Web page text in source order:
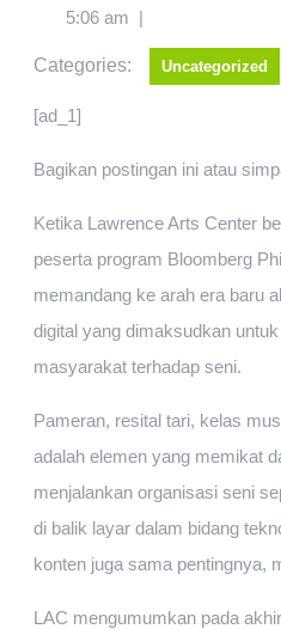
5:06 am |
Categories: Uncategorized
[ad_1]
Bagikan postingan ini atau
Ketika Lawrence Arts Center bergabung dengan jajaran
peserta program Bloomberg
memandang ke arah era baru
digital yang dimaksudkan
masyarakat terhadap seni.
Pameran, resital tari, kelas
adalah elemen yang memikat
menjalankan organisasi seni
di balik layar dalam bidang
konten juga sama pentingnya,
LAC mengumumkan pada